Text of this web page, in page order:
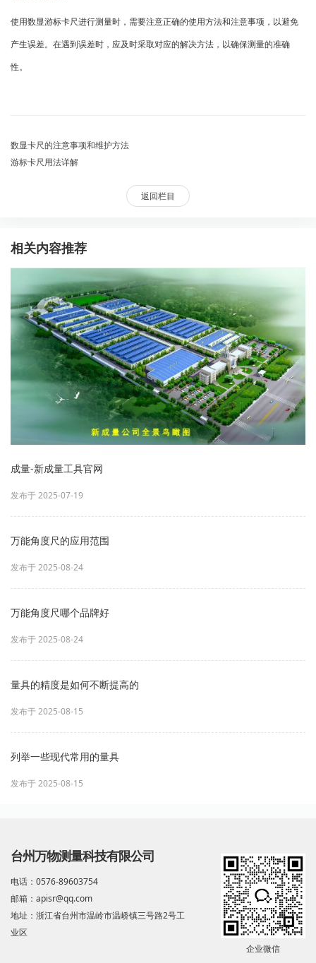
使用数显游标卡尺进行测量时，需要注意正确的使用方法和注意事项，以避免
产生误差。在遇到误差时，应及时采取对应的解决方法，以确保测量的准确
性。
数显卡尺的注意事项和维护方法
游标卡尺用法详解
返回栏目
相关内容推荐
成量-新成量工具官网
发布于 2025-07-19
万能角度尺的应用范围
发布于 2025-08-24
万能角度尺哪个品牌好
发布于 2025-08-24
量具的精度是如何不断提高的
发布于 2025-08-15
列举一些现代常用的量具
发布于 2025-08-15
台州万物测量科技有限公司
电话：0576-89603754
邮箱：apisr@qq.com
地址：浙江省台州市温岭市温峤镇三号路2号工
业区
企业微信